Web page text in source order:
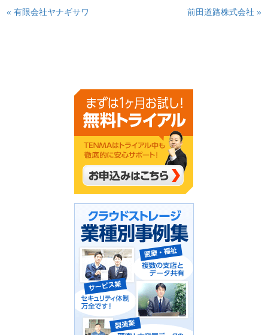
« 有限会社ヤナギサワ 前田道路株式会社 »